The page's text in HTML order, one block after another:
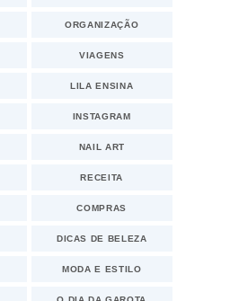
ORGANIZAÇÃO
VIAGENS
LILA ENSINA
INSTAGRAM
NAIL ART
RECEITA
COMPRAS
DICAS DE BELEZA
MODA E ESTILO